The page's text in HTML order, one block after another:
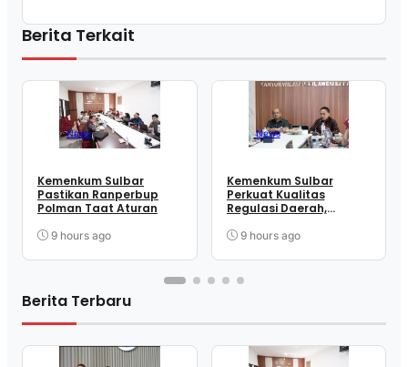
Berita Terkait
News
Kemenkum Sulbar
Pastikan Ranperbup
Polman Taat Aturan
9 hours ago
News
Kemenkum Sulbar
Perkuat Kualitas
Regulasi Daerah,
Ranperbup Polman
9 hours ago
Berita Terbaru